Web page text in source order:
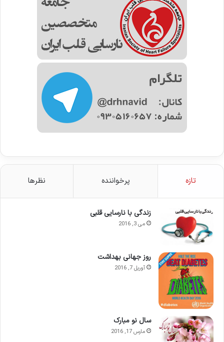
تازه پرخواننده نظرها
زندگی با نارسایی قلبی
می 3, 2016
روز جهانی بهداشت
آوریل 7, 2016
سال نو مبارک
مارس 17, 2016